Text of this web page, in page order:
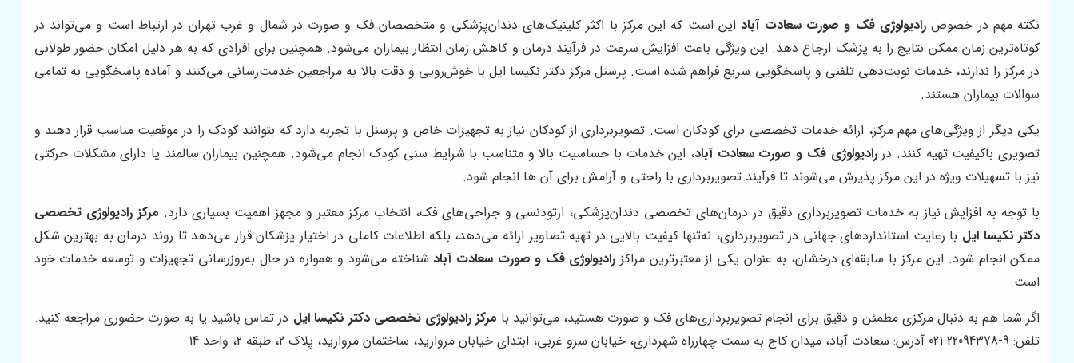
نکته مهم در خصوصرادیولوژی فک و صورت سعادت آباداین است که این مرکز با اکثر کلینیک‌های دندان‌پزشکی و متخصصان فک و صورت در شمال و غرب تهران در ارتباط است و می‌تواند در
کوتاه‌ترین زمان ممکن نتایج را به پزشک ارجاع دهد. این ویژگی باعث افزایش سرعت در فرآیند درمان و کاهش زمان انتظار بیماران می‌شود. همچنین برای افرادی که به هر دلیل امکان حضور طولانی
در مرکز را ندارند، خدمات نوبت‌دهی تلفنی و پاسخگویی سریع فراهم شده است. پرسنل مرکز دکتر نکیسا ایل با خوش‌رویی و دقت بالا به مراجعین خدمت‌رسانی می‌کنند و آماده پاسخگویی به تمامی
سوالات بیماران هستند.
یکی دیگر از ویژگی‌های مهم مرکز، ارائه خدمات تخصصی برای کودکان است. تصویربرداری از کودکان نیاز به تجهیزات خاص و پرسنل با تجربه دارد که بتوانند کودک را در موقعیت مناسب قرار دهند و
تصویری باکیفیت تهیه کنند. دررادیولوژی فک و صورت سعادت آباد، این خدمات با حساسیت بالا و متناسب با شرایط سنی کودک انجام می‌شود. همچنین بیماران سالمند یا دارای مشکلات حرکتی
نیز با تسهیلات ویژه در این مرکز پذیرش می‌شوند تا فرآیند تصویربرداری با راحتی و آرامش برای آن ها انجام شود.
با توجه به افزایش نیاز به خدمات تصویربرداری دقیق در درمان‌های تخصصی دندان‌پزشکی، ارتودنسی و جراحی‌های فک، انتخاب مرکز معتبر و مجهز اهمیت بسیاری دارد. مرکز رادیولوژی تخصصی
دکتر نکیسا ایل با رعایت استانداردهای جهانی در تصویربرداری، نه‌تنها کیفیت بالایی در تهیه تصاویر ارائه می‌دهد، بلکه اطلاعات کاملی در اختیار پزشکان قرار می‌دهد تا روند درمان به بهترین شکل
ممکن انجام شود. این مرکز با سابقه‌ای درخشان، به عنوان یکی از معتبرترین مراکز رادیولوژی فک و صورت سعادت آبادشناخته می‌شود و همواره در حال به‌روزرسانی تجهیزات و توسعه خدمات خود
است.
اگر شما هم به دنبال مرکزی مطمئن و دقیق برای انجام تصویربرداری‌های فک و صورت هستید، می‌توانید با مرکز رادیولوژی تخصصی دکتر نکیسا ایل در تماس باشید یا به صورت حضوری مراجعه کنید.
تلفن: 9-22094378 021 آدرس: سعادت آباد، میدان کاج به سمت چهارراه شهرداری، خیابان سرو غربی، ابتدای خیابان مروارید، ساختمان مروارید، پلاک 2، طبقه 2، واحد 14